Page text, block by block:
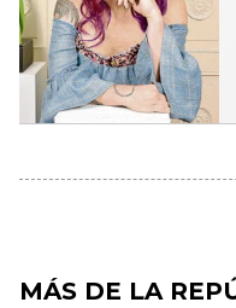
MÁS DE LA